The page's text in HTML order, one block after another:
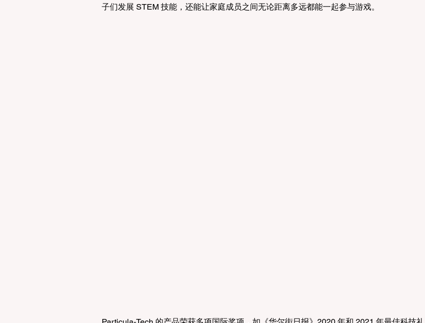
子们发展 STEM 技能，还能让家庭成员之间无论距离多远都能一起参与游戏。